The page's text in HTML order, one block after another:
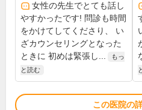
女性の先生でとても話し
やすかったです! 問診も時間
をかけてしてくださり、 い
ざカウンセリングとなった
ときに 初めは緊張し...
もっ
と読む
この医院の